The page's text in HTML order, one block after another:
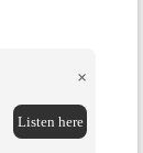
×
Listen here